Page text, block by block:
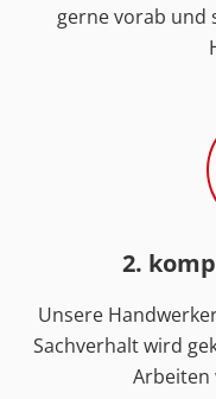
gerne vorab und
2.
Unsere
Sachverhalt wird
Arbeiten